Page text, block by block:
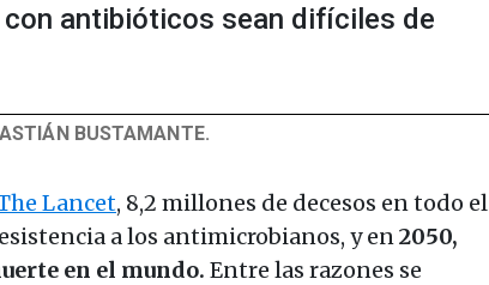
antibióticos sean difíciles de
BUSTAMANTE.
Lancet, 8,2 millones de decesos en todo el
a los antimicrobianos, y en2050,
en el mundo. Entre las razones se